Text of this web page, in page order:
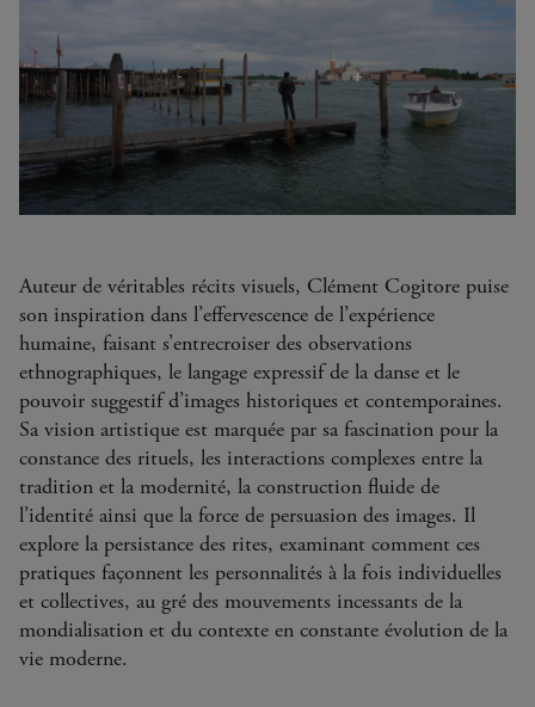
Auteur de véritables récits visuels, Clément Cogitore puise
son inspiration dans l’effervescence de l’expérience
humaine, faisant s’entrecroiser des observations
ethnographiques, le langage expressif de la danse et le
pouvoir suggestif d’images historiques et contemporaines.
Sa vision artistique est marquée par sa fascination pour la
constance des rituels, les interactions complexes entre la
tradition et la modernité, la construction fluide de
l’identité ainsi que la force de persuasion des images. Il
explore la persistance des rites, examinant comment ces
pratiques façonnent les personnalités à la fois individuelles
et collectives, au gré des mouvements incessants de la
mondialisation et du contexte en constante évolution de la
vie moderne.